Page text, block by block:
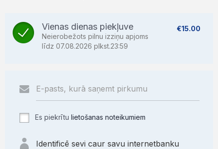
€15.00
Vienas dienas piekļuve
Neierobežots pilnu izziņu apjoms
līdz 07.08.2026 plkst.23:59
Es piekrītu lietošanas noteikumiem
Identificē sevi caur savu internetbanku